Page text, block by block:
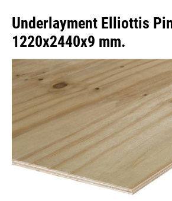
Underlayment Elliottis
1220x2440x9 mm.